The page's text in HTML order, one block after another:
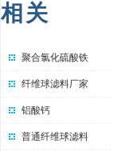
相关
聚合氯化硫酸铁
纤维球滤料厂家
铝酸钙
普通纤维球滤料